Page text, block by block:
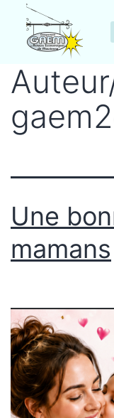
Une
mamans